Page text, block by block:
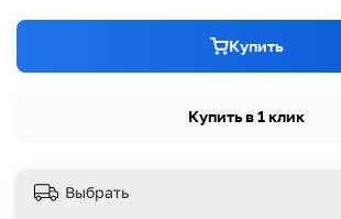
Купить
Купить в 1 клик
Выбрать